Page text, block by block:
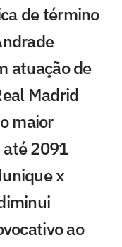
de término
atuação de
Madrid
maior
2091
x
ao